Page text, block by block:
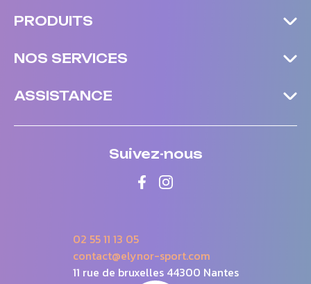
02 55 11 13 05
contact@elynor-sport.com
11 rue de bruxelles 44300 Nantes
Suivez-nous
PRODUITS
NOS SERVICES
ASSISTANCE